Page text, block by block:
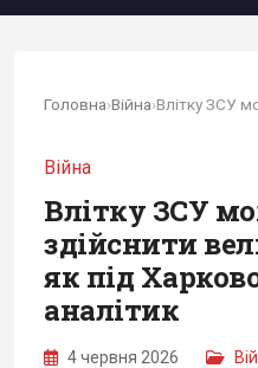
Головна›Війна›
Війна
Влітку ЗСУ
здійснити
як під
аналітик
4 червня 2026